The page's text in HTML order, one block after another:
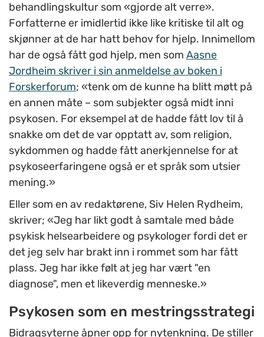
behandlingskultur som «gjorde alt verre».
Forfatterne er imidlertid ikke like kritiske til alt og
skjønner at de har hatt behov for hjelp. Innimellom
har de også fått god hjelp, men som Aasne
Jordheim skriver i sin anmeldelse av boken i
Forskerforum; «tenk om de kunne ha blitt møtt på
en annen måte – som subjekter også midt inni
psykosen. For eksempel at de hadde fått lov til å
snakke om det de var opptatt av, som religion,
sykdommen og hadde fått anerkjennelse for at
psykoseerfaringene også er et språk som utsier
mening.»
Eller som en av redaktørene, Siv Helen Rydheim,
skriver; «Jeg har likt godt å samtale med både
psykisk helsearbeidere og psykologer fordi det er
det jeg selv har brakt inn i rommet som har fått
plass. Jeg har ikke følt at jeg har vært "en
diagnose", men et likeverdig menneske.»
Psykosen som en mestringsstrategi
Bidragsyterne åpner opp for nytenkning. De stiller